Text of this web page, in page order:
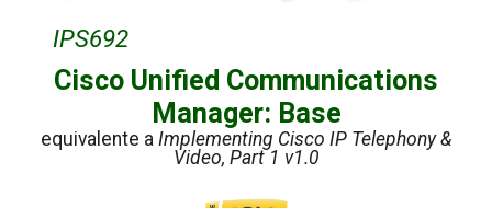
IPS692
Cisco Unified Communications
Manager: Base
equivalente a Implementing Cisco IP Telephony &
Video, Part 1 v1.0